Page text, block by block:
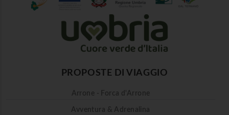
PROPOSTE DI VIAGGIO
Arrone - Forca d'Arrone
Avventura & Adrenalina